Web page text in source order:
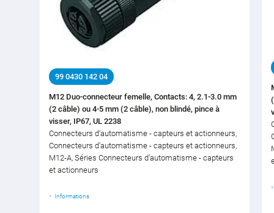
99 0430 142 04
M12 Duo-connecteur femelle, Contacts: 4, 2.1-3.0 mm
(2 câble) ou 4-5 mm (2 câble), non blindé, pince à
visser, IP67, UL 2238
Connecteurs d‘automatisme - capteurs et actionneurs,
Connecteurs d‘automatisme - capteurs et actionneurs,
M12-A, Séries Connecteurs d‘automatisme - capteurs
et actionneurs
Informations